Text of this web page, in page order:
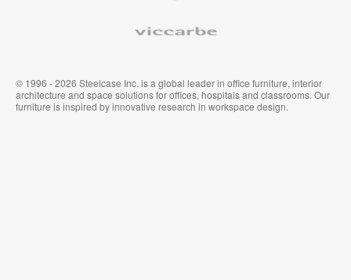
© 1996 - 2026 Steelcase Inc. is a global leader in office furniture, interior
architecture and space solutions for offices, hospitals and classrooms. Our
furniture is inspired by innovative research in workspace design.